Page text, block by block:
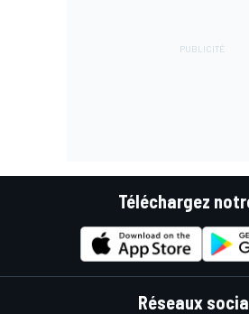
Téléchargez
Réseaux